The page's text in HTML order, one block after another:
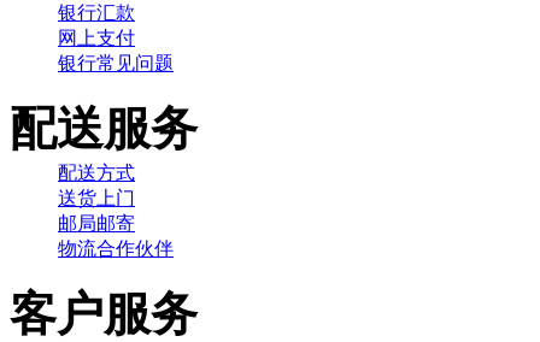
银行汇款
网上支付
银行常见问题
配送服务
配送方式
送货上门
邮局邮寄
物流合作伙伴
客户服务